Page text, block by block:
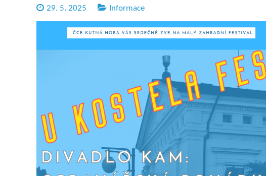
29. 5. 2025 Informace